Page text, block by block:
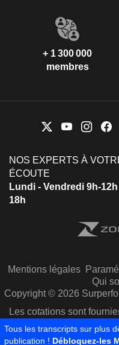
+ 1 300 000
membres
NOS EXPERTS À
ÉCOUTE
Lundi - Vendredi 9h-12h
18h
Mentions légales
Qui
Copyright © 2026
Les cotations sont
Tous les transcripts sur plus
publication ! Débloquez-les